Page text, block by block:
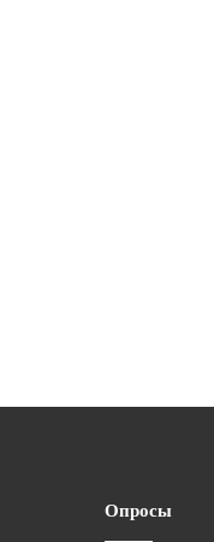
Опросы